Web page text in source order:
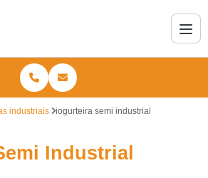
industriais iogurteira semi industrial
Industrial